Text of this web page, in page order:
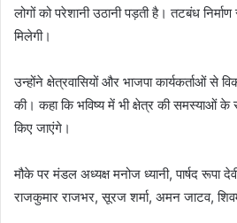
लोगों को परेशानी उठानी पड़ती है। तटबंध
मिलेगी।
उन्होंने क्षेत्रवासियों और भाजपा कार्यकर्ताओं से
की। कहा कि भविष्य में भी क्षेत्र की समस्याओं
किए जाएंगे।
मौके पर मंडल अध्यक्ष मनोज ध्यानी, पार्षद रूपा
राजकुमार राजभर, सूरज शर्मा, अमन जाटव,